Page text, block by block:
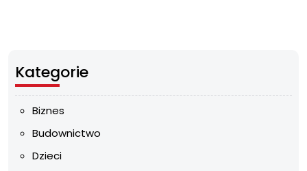
Kategorie
Biznes
Budownictwo
Dzieci